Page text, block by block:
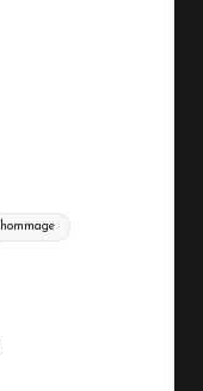
hommage